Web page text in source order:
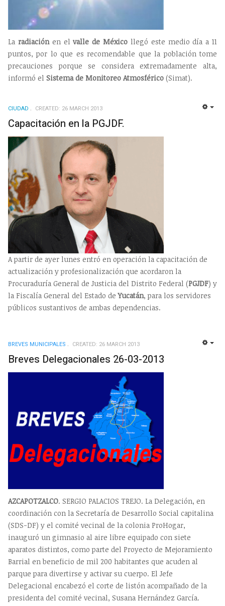
La radiaciónen elvalle de México llegó este medio día a 11
puntos, por lo que es recomendable que la población tome
precauciones porque se considera extremadamente alta,
informó el Sistema de Monitoreo Atmosférico (Simat).
CIUDAD CREATED: 26 MARCH 2013
Capacitación en la PGJDF.
A partir de ayer lunes entró en operación la capacitación de
actualización y profesionalización que acordaron la
Procuraduría General de Justicia del Distrito Federal (PGJDF) y
la Fiscalía General del Estado deYucatán, para los servidores
públicos sustantivos de ambas dependencias.
BREVES MUNICIPALES CREATED: 26 MARCH 2013
Breves Delegacionales 26-03-2013
AZCAPOTZALCO. SERGIO PALACIOS TREJO. La Delegación, en
coordinación con la Secretaría de Desarrollo Social capitalina
(SDS-DF) y el comité vecinal de la colonia ProHogar,
inauguró un gimnasio al aire libre equipado con siete
aparatos distintos, como parte del Proyecto de Mejoramiento
Barrial en beneficio de mil 200 habitantes que acuden al
parque para divertirse y activar su cuerpo. El Jefe
Delegacional encabezó el corte de listón acompañado de la
presidenta del comité vecinal, Susana Hernández García.